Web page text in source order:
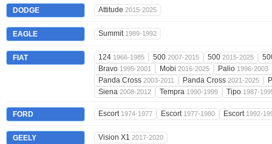
DODGE Attitude 2015-2025
EAGLE Summit 1989-1992
FIAT 124 1966-1985 500 2007-2015 500 2015-2025
Bravo 1995-2001 Mobi 2016-2025 Palio 1996-2003
Panda Cross 2003-2011 Panda Cross 2021-2025
Siena 2008-2012 Tempra 1990-1999 Tipo 1987-
FORD Escort 1974-1977 Escort 1977-1980 Escort 1992-
GEELY Vision X1 2017-2020